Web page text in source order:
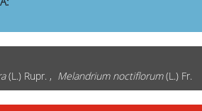
(L.) Rupr. , Melandrium noctiflorum(L.) Fr.